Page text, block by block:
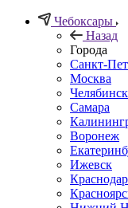
Чебоксары
Назад
Города
Санкт-
Москва
Челябинск
Самара
Воронеж
Ижевск
Краснодар